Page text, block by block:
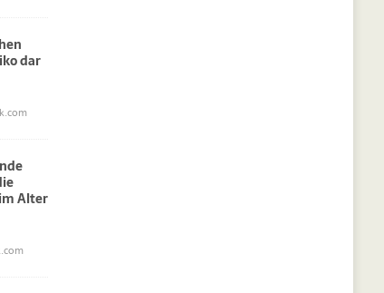
dar
Alter